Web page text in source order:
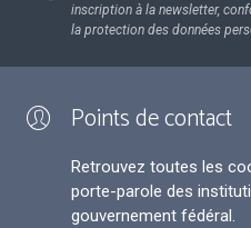
inscription à la newsletter,
la protection des données
Points de contact
Retrouvez toutes les
porte-parole des
gouvernement fédéral.